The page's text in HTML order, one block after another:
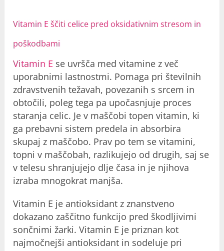
Vitamin E ščiti celice pred oksidativnim stresom in
poškodbami
Vitamin E se uvršča med vitamine z več
uporabnimi lastnostmi. Pomaga pri številnih
zdravstvenih težavah, povezanih s srcem in
obtočili, poleg tega pa upočasnjuje proces
staranja celic. Je v maščobi topen vitamin, ki
ga prebavni sistem predela in absorbira
skupaj z maščobo. Prav po tem se vitamini,
topni v maščobah, razlikujejo od drugih, saj se
v telesu shranjujejo dlje časa in je njihova
izraba mnogokrat manjša.
Vitamin E je antioksidant z znanstveno
dokazano zaščitno funkcijo pred škodljivimi
sončnimi žarki. Vitamin E je priznan kot
najmočnejši antioksidant in sodeluje pri